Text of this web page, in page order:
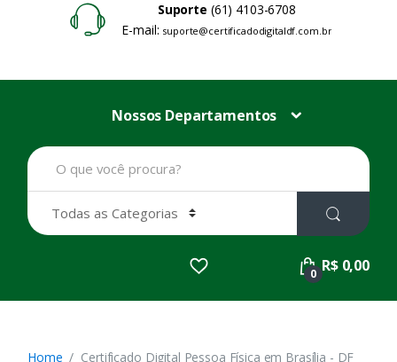
Suporte (61) 4103-6708
E-mail: suporte@certificadodigitaldf.com.br
Nossos Departamentos
B
u
a
r
:
0 R$ 0,00
Home Certificado Digital Pessoa Física em Brasília - DF